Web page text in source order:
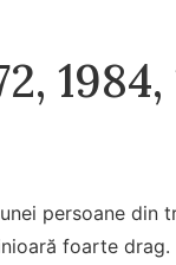
persoane din
foarte drag.